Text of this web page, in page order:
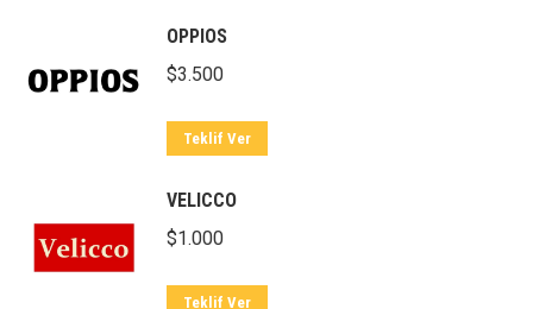
OPPIOS
$3.500
Teklif Ver
VELICCO
$1.000
Teklif Ver